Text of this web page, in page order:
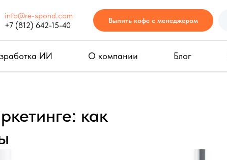
info@re-spond.com
+7 (812) 642-15-40
Выпить кофе с менеджером
ИИ О компании Блог
как